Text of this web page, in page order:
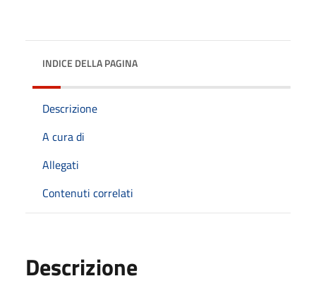
INDICE DELLA PAGINA
Descrizione
A cura di
Allegati
Contenuti correlati
Descrizione